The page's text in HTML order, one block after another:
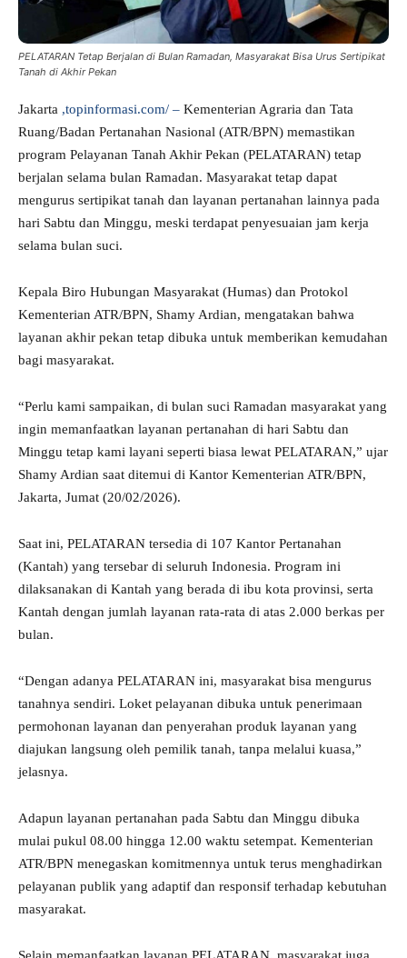
PELATARAN Tetap Berjalan di Bulan Ramadan, Masyarakat Bisa Urus Sertipikat
Tanah di Akhir Pekan
Jakarta ,topinformasi.com/ – Kementerian Agraria dan Tata
Ruang/Badan Pertanahan Nasional (ATR/BPN) memastikan
program Pelayanan Tanah Akhir Pekan (PELATARAN) tetap
berjalan selama bulan Ramadan. Masyarakat tetap dapat
mengurus sertipikat tanah dan layanan pertanahan lainnya pada
hari Sabtu dan Minggu, meski terdapat penyesuaian jam kerja
selama bulan suci.
Kepala Biro Hubungan Masyarakat (Humas) dan Protokol
Kementerian ATR/BPN, Shamy Ardian, mengatakan bahwa
layanan akhir pekan tetap dibuka untuk memberikan kemudahan
bagi masyarakat.
“Perlu kami sampaikan, di bulan suci Ramadan masyarakat yang
ingin memanfaatkan layanan pertanahan di hari Sabtu dan
Minggu tetap kami layani seperti biasa lewat PELATARAN,” ujar
Shamy Ardian saat ditemui di Kantor Kementerian ATR/BPN,
Jakarta, Jumat (20/02/2026).
Saat ini, PELATARAN tersedia di 107 Kantor Pertanahan
(Kantah) yang tersebar di seluruh Indonesia. Program ini
dilaksanakan di Kantah yang berada di ibu kota provinsi, serta
Kantah dengan jumlah layanan rata-rata di atas 2.000 berkas per
bulan.
“Dengan adanya PELATARAN ini, masyarakat bisa mengurus
tanahnya sendiri. Loket pelayanan dibuka untuk penerimaan
permohonan layanan dan penyerahan produk layanan yang
diajukan langsung oleh pemilik tanah, tanpa melalui kuasa,”
jelasnya.
Adapun layanan pertanahan pada Sabtu dan Minggu dibuka
mulai pukul 08.00 hingga 12.00 waktu setempat. Kementerian
ATR/BPN menegaskan komitmennya untuk terus menghadirkan
pelayanan publik yang adaptif dan responsif terhadap kebutuhan
masyarakat.